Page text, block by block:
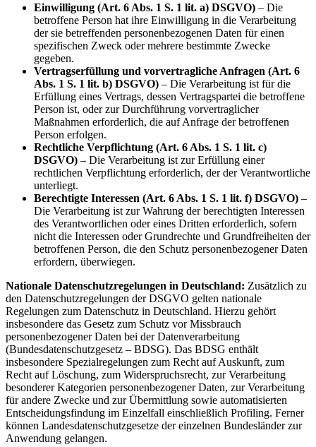
Einwilligung (Art. 6 Abs. 1 S. 1 lit. a) DSGVO) – Die
betroffene Person hat ihre Einwilligung in die Verarbeitung
der sie betreffenden personenbezogenen Daten für einen
spezifischen Zweck oder mehrere bestimmte Zwecke
gegeben.
Vertragserfüllung und vorvertragliche Anfragen (Art. 6
Abs. 1 S. 1 lit. b) DSGVO) – Die Verarbeitung ist für die
Erfüllung eines Vertrags, dessen Vertragspartei die betroffene
Person ist, oder zur Durchführung vorvertraglicher
Maßnahmen erforderlich, die auf Anfrage der betroffenen
Person erfolgen.
Rechtliche Verpflichtung (Art. 6 Abs. 1 S. 1 lit. c)
DSGVO) – Die Verarbeitung ist zur Erfüllung einer
rechtlichen Verpflichtung erforderlich, der der Verantwortliche
unterliegt.
Berechtigte Interessen (Art. 6 Abs. 1 S. 1 lit. f) DSGVO) –
Die Verarbeitung ist zur Wahrung der berechtigten Interessen
des Verantwortlichen oder eines Dritten erforderlich, sofern
nicht die Interessen oder Grundrechte und Grundfreiheiten der
betroffenen Person, die den Schutz personenbezogener Daten
erfordern, überwiegen.
Nationale Datenschutzregelungen in Deutschland: Zusätzlich zu
den Datenschutzregelungen der DSGVO gelten nationale
Regelungen zum Datenschutz in Deutschland. Hierzu gehört
insbesondere das Gesetz zum Schutz vor Missbrauch
personenbezogener Daten bei der Datenverarbeitung
(Bundesdatenschutzgesetz – BDSG). Das BDSG enthält
insbesondere Spezialregelungen zum Recht auf Auskunft, zum
Recht auf Löschung, zum Widerspruchsrecht, zur Verarbeitung
besonderer Kategorien personenbezogener Daten, zur Verarbeitung
für andere Zwecke und zur Übermittlung sowie automatisierten
Entscheidungsfindung im Einzelfall einschließlich Profiling. Ferner
können Landesdatenschutzgesetze der einzelnen Bundesländer zur
Anwendung gelangen.